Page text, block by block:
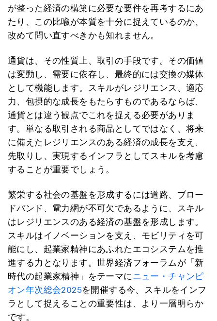
が整った経済の構築に必要な要件を再考するにあ
たり、この比喩が本質を十分に捉えているのか、
改めて問い直すべきかも知れません。
通貨は、その性質上、取引の手段です。その価値
は変動し、需要に依存し、最終的には交換の媒体
として機能します。スキルがレジリエンス、適応
力、包摂的な成長をもたらすものであるならば、
通貨とは違う観点でこれを捉える必要がありま
す。単なる取引される商品としてではなく、将来
に備えたレジリエンスのある経済の成長を支え、
先取りし、実現するインフラとしてスキルを考慮
することが重要でしょう。
繁栄する社会の基盤を形成するには道路、ブロー
ドバンド、電力網が不可欠であるように、スキル
はレジリエンスのある経済の基盤を形成します。
スキルはイノベーションを支え、モビリティを可
能にし、起業家精神にあふれたエコシステムを推
進する力となります。世界経済フォーラムが「新
時代の起業家精神」をテーマにニュー・チャンピ
オン年次総会2025を開催する今、スキルをインフ
ラとして捉えることの重要性は、より一層明らか
です。